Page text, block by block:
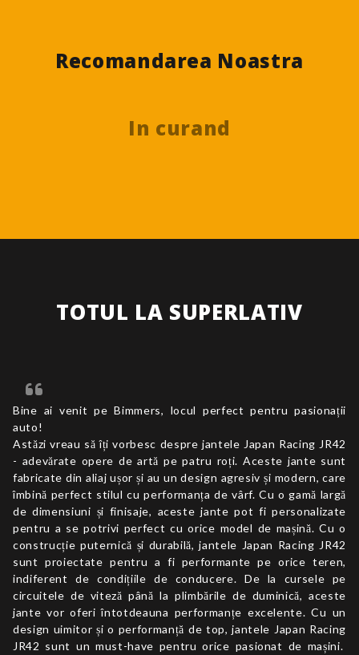
Recomandarea Noastra
In curand
TOTUL LA SUPERLATIV
Bine ai venit pe Bimmers, locul perfect pentru pasionații
auto!
Astăzi vreau să îți vorbesc despre jantele Japan Racing JR42
- adevărate opere de artă pe patru roți. Aceste jante sunt
fabricate din aliaj ușor și au un design agresiv și modern, care
îmbină perfect stilul cu performanța de vârf. Cu o gamă largă
de dimensiuni și finisaje, aceste jante pot fi personalizate
pentru a se potrivi perfect cu orice model de mașină. Cu o
construcție puternică și durabilă, jantele Japan Racing JR42
sunt proiectate pentru a fi performante pe orice teren,
indiferent de condițiile de conducere. De la cursele pe
circuitele de viteză până la plimbările de duminică, aceste
jante vor oferi întotdeauna performanțe excelente. Cu un
design uimitor și o performanță de top, jantele Japan Racing
JR42 sunt un must-have pentru orice pasionat de mașini.